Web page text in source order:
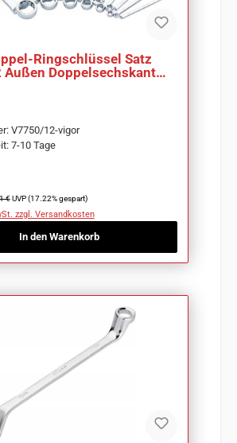
Ringschlüssel Satz
Außen Doppelsechskant
V7750/12-vigor
7-10 Tage
Preis:
€ UVP (17.22% gespart)
zzgl. Versandkosten
In den Warenkorb